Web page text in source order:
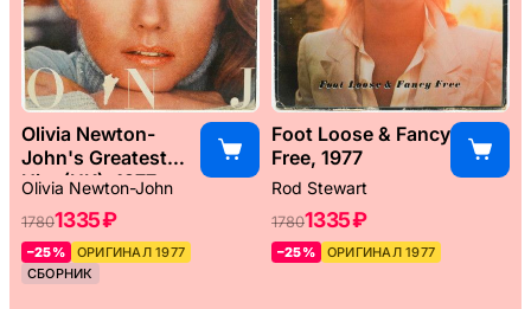
Olivia Newton-
John's Greatest
Hits (UK), 1977
Olivia Newton-John
17801335 ₽
–25%
ОРИГИНАЛ 1977
СБОРНИК
Foot Loose & Fancy
Free, 1977
Rod Stewart
17801335 ₽
–25% ОРИГИНАЛ 1977